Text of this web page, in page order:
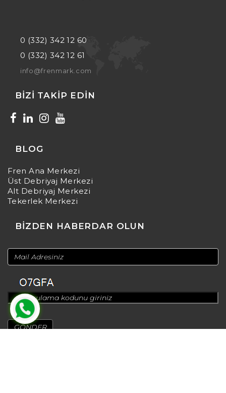
0 (332) 342 12 60
0 (332) 342 12 61
info@frenmark.com
BIZI TAKIP EDIN
BLOG
Fren Ana Merkezi
Üst Debriyaj Merkezi
Alt Debriyaj Merkezi
Tekerlek Merkezi
BİZDEN HABERDAR OLUN